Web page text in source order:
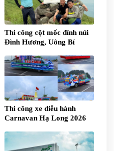
Thi công cột mốc đỉnh núi
Đình Hương, Uông Bí
Thi công xe diễu hành
Carnavan Hạ Long 2026